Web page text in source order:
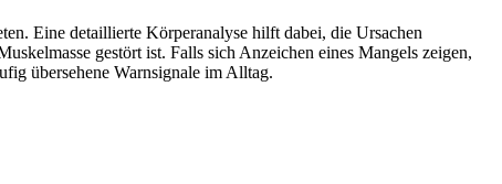
Eine detaillierte Körperanalyse hilft dabei, die Ursachen
gestört ist. Falls sich Anzeichen eines Mangels zeigen,
übersehene Warnsignale im Alltag.